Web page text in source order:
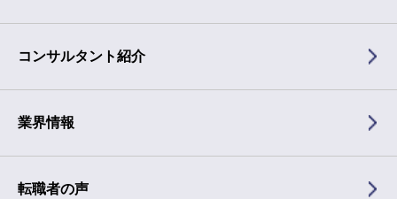
コンサルタント紹介
業界情報
転職者の声